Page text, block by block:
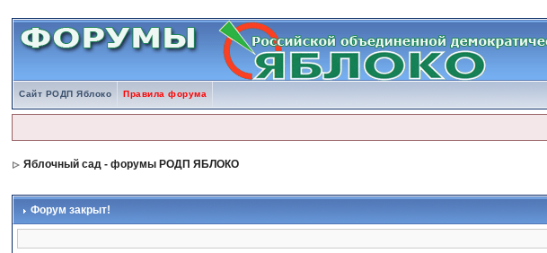
Сайт РОДП Яблоко Правила форума
Яблочный сад - форумы РОДП ЯБЛОКО
Форум закрыт!